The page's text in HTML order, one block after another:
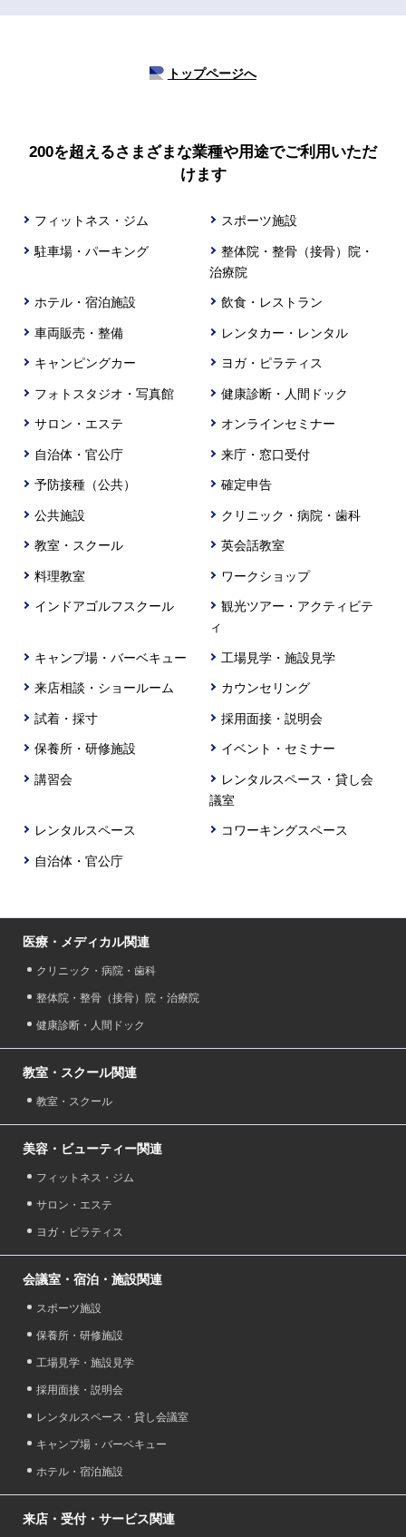
トップページへ
200を超えるさまざまな業種や用途でご利用いただ
けます
フィットネス・ジム スポーツ施設
駐車場・パーキング
整体院・整骨（接骨）院・
治療院
ホテル・宿泊施設 飲食・レストラン
車両販売・整備 レンタカー・レンタル
キャンピングカー ヨガ・ピラティス
フォトスタジオ・写真館 健康診断・人間ドック
サロン・エステ オンラインセミナー
自治体・官公庁 来庁・窓口受付
予防接種（公共） 確定申告
公共施設 クリニック・病院・歯科
教室・スクール 英会話教室
料理教室 ワークショップ
インドアゴルフスクール
観光ツアー・アクティビテ
ィ
キャンプ場・バーベキュー 工場見学・施設見学
来店相談・ショールーム カウンセリング
試着・採寸 採用面接・説明会
保養所・研修施設 イベント・セミナー
講習会
レンタルスペース・貸し会
議室
レンタルスペース コワーキングスペース
自治体・官公庁
医療・メディカル関連
クリニック・病院・歯科
整体院・整骨（接骨）院・治療院
健康診断・人間ドック
教室・スクール関連
教室・スクール
美容・ビューティー関連
フィットネス・ジム
サロン・エステ
ヨガ・ピラティス
会議室・宿泊・施設関連
スポーツ施設
保養所・研修施設
工場見学・施設見学
採用面接・説明会
レンタルスペース・貸し会議室
キャンプ場・バーベキュー
ホテル・宿泊施設
来店・受付・サービス関連